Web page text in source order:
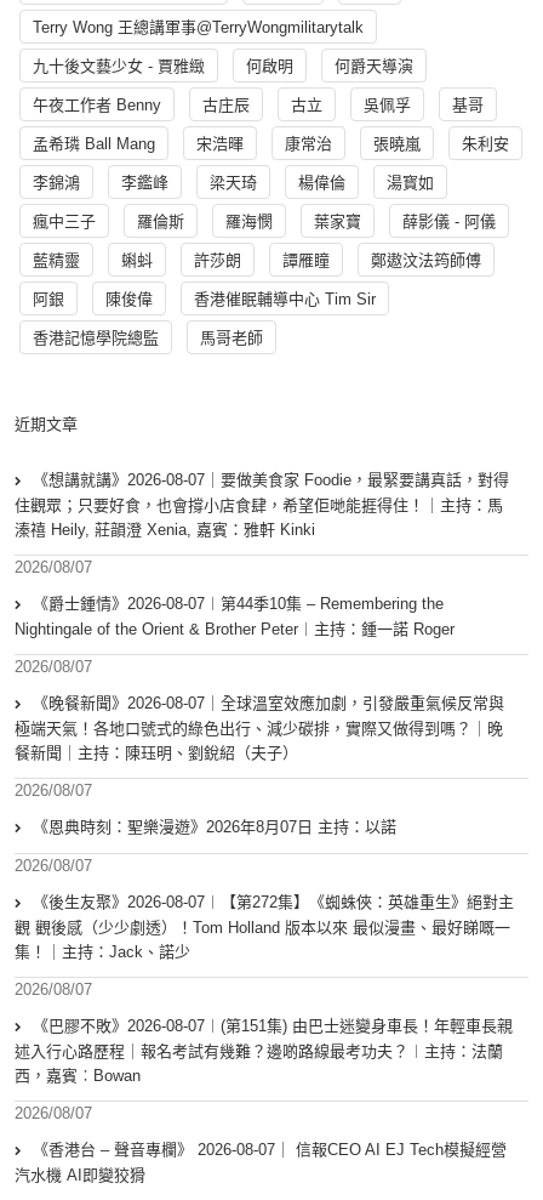
Terry Wong 王總講軍事@TerryWongmilitarytalk
九十後文藝少女 - 賈雅緻 何啟明 何爵天導演
午夜工作者 Benny 古庄辰 古立 吳佩孚 基哥
孟希璘 Ball Mang 宋浩暉 康常治 張曉嵐 朱利安
李錦鴻 李鑑峰 梁天琦 楊偉倫 湯寳如
瘋中三子 羅倫斯 羅海憫 葉家寶 薛影儀 - 阿儀
藍精靈 蝌蚪 許莎朗 譚雁瞳 鄭遨汶法筠師傅
阿銀 陳俊偉 香港催眠輔導中心 Tim Sir
香港記憶學院總監 馬哥老師
近期文章
《想講就講》2026-08-07｜要做美食家 Foodie，最緊要講真話，對得
住觀眾；只要好食，也會撐小店食肆，希望佢哋能捱得住！｜主持：馬
溱禧 Heily, 莊韻澄 Xenia, 嘉賓：雅軒 Kinki
2026/08/07
《爵士鍾情》2026-08-07︱第44季10集 – Remembering the
Nightingale of the Orient & Brother Peter︱主持：鍾一諾 Roger
2026/08/07
《晚餐新聞》2026-08-07｜全球溫室效應加劇，引發嚴重氣候反常與
極端天氣！各地口號式的綠色出行、減少碳排，實際又做得到嗎？｜晚
餐新聞｜主持：陳珏明、劉銳紹（夫子）
2026/08/07
《恩典時刻：聖樂漫遊》2026年8月07日 主持：以諾
2026/08/07
《後生友聚》2026-08-07︱【第272集】《蜘蛛俠：英雄重生》絕對主
觀 觀後感（少少劇透）！Tom Holland 版本以來 最似漫畫、最好睇嘅一
集！｜主持：Jack、諾少
2026/08/07
《巴膠不敗》2026-08-07︱(第151集) 由巴士迷變身車長！年輕車長親
述入行心路歷程｜報名考試有幾難？邊啲路線最考功夫？︱主持：法蘭
西，嘉賓︰Bowan
2026/08/07
《香港台 – 聲音專欄》 2026-08-07｜ 信報CEO AI EJ Tech模擬經營
汽水機 AI即變狡猾